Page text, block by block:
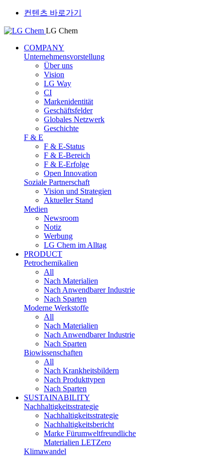
컨텐츠 바로가기
LG Chem
COMPANY
Unternehmensvorstellung
Über uns
Vision
LG Way
CI
Markenidentität
Geschäftsfelder
Globales Netzwerk
Geschichte
F & E
F & E-Status
F & E-Bereich
F & E-Erfolge
Open Innovation
Soziale Partnerschaft
Vision und Strategien
Aktueller Stand
Medien
Newsroom
Notiz
Werbung
LG Chem im Alltag
PRODUCT
Petrochemikalien
All
Nach Materialien
Nach Anwendbarer Industrie
Nach Sparten
Moderne Werkstoffe
All
Nach Materialien
Nach Anwendbarer Industrie
Nach Sparten
Biowissenschaften
All
Nach Krankheitsbildern
Nach Produkttypen
Nach Sparten
SUSTAINABILITY
Nachhaltigkeitsstrategie
Nachhaltigkeitsstrategie
Nachhaltigkeitsbericht​
Marke Fürumweltfreundliche
Materialien LETZero
Klimawandel